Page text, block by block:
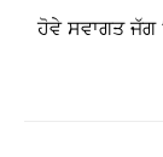
ਹੋਵੇ ਸਵਾਗਤ